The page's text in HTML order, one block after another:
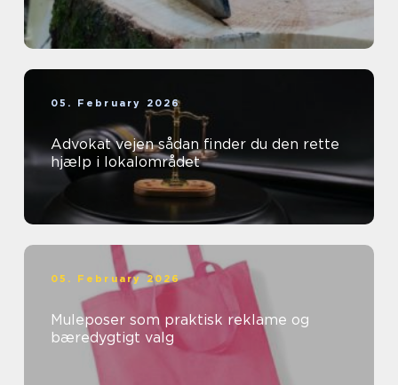
05. February 2026
Advokat vejen sådan finder du den rette
hjælp i lokalområdet
05. February 2026
Muleposer som praktisk reklame og
bæredygtigt valg